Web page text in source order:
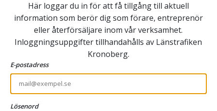
Här loggar du in för att få tillgång till aktuell
information som berör dig som förare, entreprenör
eller återförsäljare inom vår verksamhet.
Inloggningsuppgifter tillhandahålls av Länstrafiken
Kronoberg.
E-postadress
Lösenord